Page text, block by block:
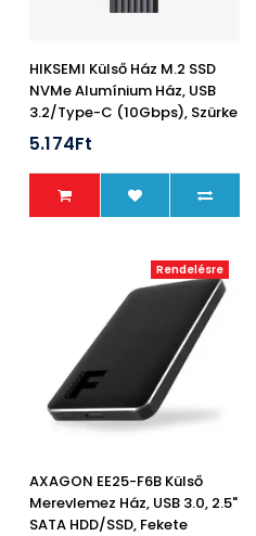
HIKSEMI Külső Ház M.2 SSD
NVMe Alumínium Ház, USB
3.2/Type-C (10Gbps), Szürke
(HIKVISION)
5.174Ft
Rendelésre
AXAGON EE25-F6B Külső
Merevlemez Ház, USB 3.0, 2.5"
SATA HDD/SSD, Fekete